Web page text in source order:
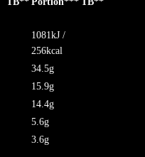
1081kJ /
256kcal
34.5g
15.9g
14.4g
5.6g
3.6g